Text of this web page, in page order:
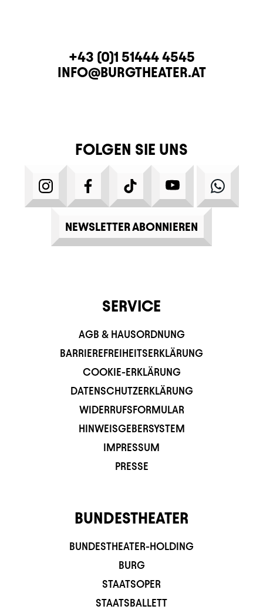
KONTAKTTELEFON
+43 (0)1 51444 4545
E-MAIL
INFO@BURGTHEATER.AT
FOLGEN SIE UNS
INSTAGRAMFACEBOOKTIKTOK YOUTUBE
NEWSLETTER ABONNIEREN
SERVICE
AGB & HAUSORDNUNG
BARRIEREFREIHEITSERKLÄRUNG
COOKIE-ERKLÄRUNG
DATENSCHUTZERKLÄRUNG
WIDERRUFSFORMULAR
HINWEISGEBERSYSTEM
IMPRESSUM
PRESSE
BUNDESTHEATER
BUNDESTHEATER-HOLDING
BURG
STAATSOPER
STAATSBALLETT